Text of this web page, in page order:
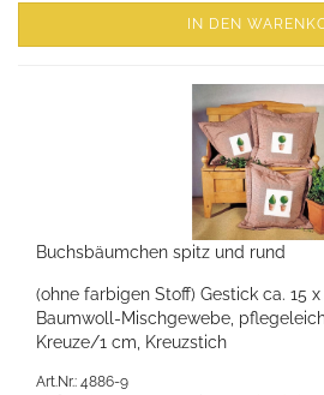
IN DEN
Buchsbäumchen spitz und rund
(ohne farbigen Stoff) Gestick ca. 15 x
Baumwoll-Mischgewebe,
Kreuze/1 cm, Kreuzstich
Art.Nr.: 4886-9